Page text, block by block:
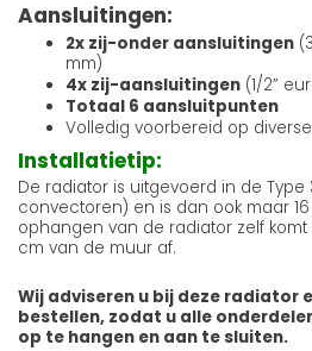
Aansluitingen:
2x zij-onder aansluitingen
mm)
4x zij-aansluitingen (1/2”
Totaal 6 aansluitpunten
Volledig voorbereid op
Installatietip:
De radiator is uitgevoerd in de Type
convectoren) en is dan ook maar
ophangen van de radiator zelf komt
cm van de muur af.
Wij adviseren u bij deze radiator
bestellen, zodat u alle
op te hangen en aan te sluiten.